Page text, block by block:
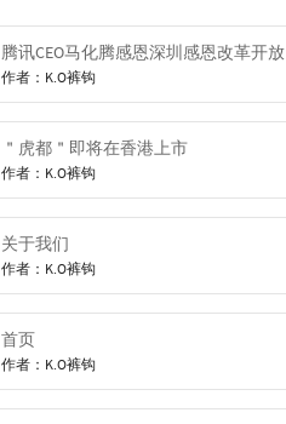
腾讯CEO马化腾感恩深圳感恩改革开放
作者：K.O裤钩
＂虎都＂即将在香港上市
作者：K.O裤钩
关于我们
作者：K.O裤钩
首页
作者：K.O裤钩